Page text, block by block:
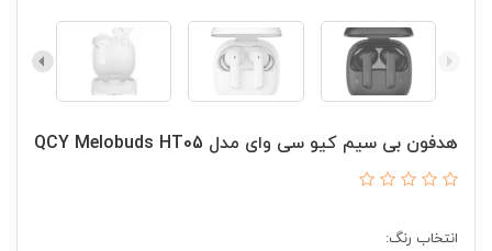
هدفون بی‌ سیم کیو سی وای مدل QCY Melobuds HT05
انتخاب رنگ: